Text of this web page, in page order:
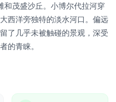
和茂盛沙丘。小博尔代拉河穿
西洋旁独特的淡水河口。偏远
了几乎未被触碰的景观，深受
的青睐。